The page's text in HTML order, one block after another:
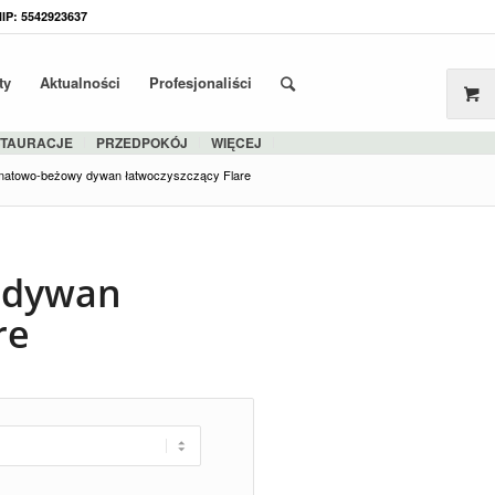
5542923637
Aktualności Profesjonaliści
PRZEDPOKÓJ WIĘCEJ
beżowy dywan łatwoczyszczący Flare